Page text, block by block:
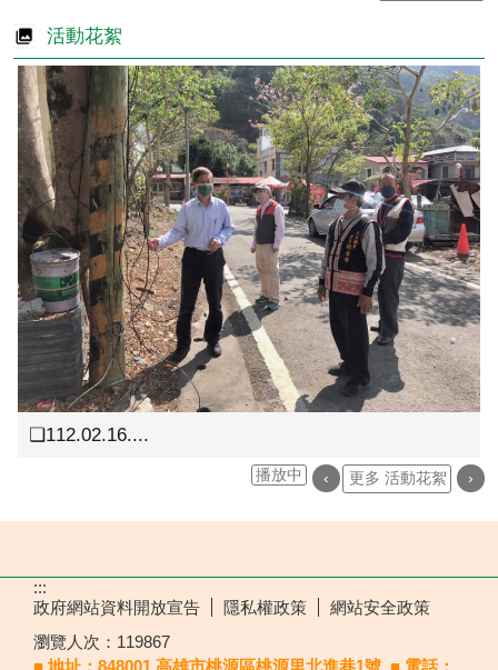
活動花絮
❏112.02.16....
播放中 ‹ 更多 活動花絮 ›
:::
政府網站資料開放宣告
隱私權政策
網站安全政策
瀏覽人次： 119867
■ 地址：848001 高雄市桃源區桃源里北進巷1號 ■ 電話：